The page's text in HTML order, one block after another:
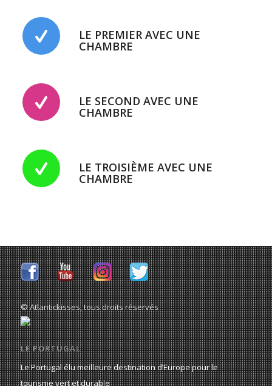
LE PREMIER AVEC UNE
CHAMBRE
LE SECOND AVEC UNE
CHAMBRE
LE TROISIÈME AVEC UNE
CHAMBRE
© Atlantickisses, tous droits réservés
LE PORTUGAL
Le Portugal élu meilleure destination d’Europe pour le
tourisme vert et durable